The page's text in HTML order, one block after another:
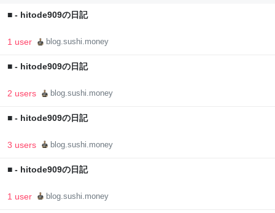
■ - hitode909の日記
1 user blog.sushi.money
■ - hitode909の日記
2 users blog.sushi.money
■ - hitode909の日記
3 users blog.sushi.money
■ - hitode909の日記
1 user blog.sushi.money